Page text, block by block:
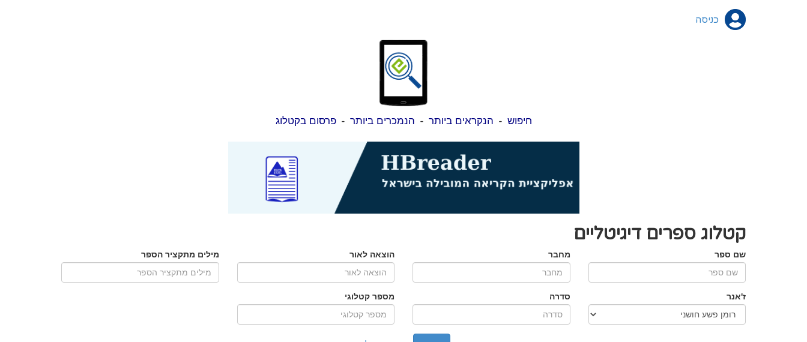
כניסה
חיפוש - הנקראים ביותר - הנמכרים ביותר -פרסום בקטלוג
קטלוג ספרים דיגיטליים
שם ספר מחבר הוצאה לאור מילים מתקציר הספר
ז'אנר סדרה מספר קטלוגי